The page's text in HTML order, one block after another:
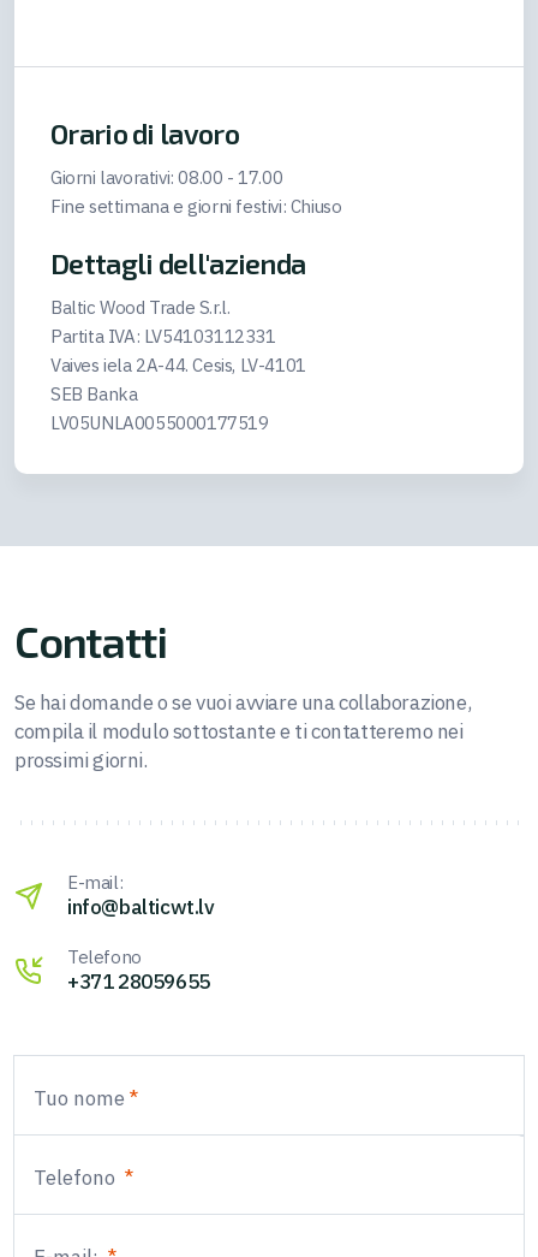
Orario di lavoro
Giorni lavorativi: 08.00 - 17.00
Fine settimana e giorni festivi: Chiuso
Dettagli dell'azienda
Baltic Wood Trade S.r.l.
Partita IVA: LV54103112331
Vaives iela 2A-44. Cesis, LV-4101
SEB Banka
LV05UNLA0055000177519
Contatti
Se hai domande o se vuoi avviare una collaborazione,
compila il modulo sottostante e ti contatteremo nei
prossimi giorni.
E-mail:
info@balticwt.lv
Telefono
+371 28059655
Tuo nome
Telefono